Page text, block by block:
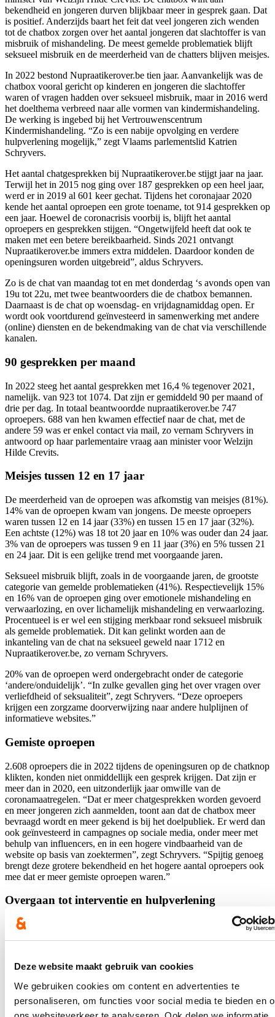
Deze website maakt gebruik van cookies
We gebruiken cookies om content en advertenties te
personaliseren, om functies voor social media te bieden en
bekendheid en jongeren durven blijkbaar meer in gesprek gaan. Dat
is positief. Anderzijds baart het feit dat veel jongeren zich wenden
tot de chatbox zorgen over het aantal jongeren dat slachtoffer is van
misbruik of mishandeling. De meest gemelde problematiek blijft
seksueel misbruik en de meerderheid van de chatters blijven meisjes.
In 2022 bestond Nupraatikerover.be tien jaar. Aanvankelijk was de
chatbox vooral gericht op kinderen en jongeren die slachtoffer
waren of vragen hadden over seksueel misbruik, maar in 2016 werd
het doelthema verbreed naar alle vormen van kindermishandeling.
De werking is ingebed bij het Vertrouwenscentrum
Kindermishandeling. “Zo is een nabije opvolging en verdere
hulpverlening mogelijk,” zegt Vlaams parlementslid Katrien
Schryvers.
Het aantal chatgesprekken bij Nupraatikerover.be stijgt jaar na jaar.
Terwijl het in 2015 nog ging over 187 gesprekken op een heel jaar,
werd er in 2019 al 601 keer gechat. Tijdens het coronajaar 2020
kende het aantal oproepen een grote toename, tot 914 gesprekken op
een jaar. Hoewel de coronacrisis voorbij is, blijft het aantal
oproepers en gesprekken stijgen. “Ongetwijfeld heeft dat ook te
maken met een betere bereikbaarheid. Sinds 2021 ontvangt
Nupraatikerover.be immers extra middelen. Daardoor konden de
openingsuren worden uitgebreid”, aldus Schryvers.
Zo is de chat van maandag tot en met donderdag ‘s avonds open van
19u tot 22u, met twee beantwoorders die de chatbox bemannen.
Daarnaast is de chat op woensdag- en vrijdagnamiddag open. Er
wordt ook voortdurend geïnvesteerd in samenwerking met andere
(online) diensten en de bekendmaking van de chat via verschillende
kanalen.
90 gesprekken per maand
In 2022 steeg het aantal gesprekken met 16,4 % tegenover 2021,
namelijk. van 923 tot 1074. Dat zijn er gemiddeld 90 per maand of
drie per dag. In totaal beantwoordde nupraatikerover.be 747
oproepers. 688 van hen kwamen effectief naar de chat, met de
andere 59 was er enkel contact via mail, zo vernam Schryvers in
antwoord op haar parlementaire vraag aan minister voor Welzijn
Hilde Crevits.
Meisjes tussen 12 en 17 jaar
De meerderheid van de oproepen was afkomstig van meisjes (81%).
14% van de oproepen kwam van jongens. De meeste oproepers
waren tussen 12 en 14 jaar (33%) en tussen 15 en 17 jaar (32%).
Een achtste (12%) was 18 tot 20 jaar en 10% was ouder dan 24 jaar.
3% van de oproepers was tussen 9 en 11 jaar (3%) en 5% tussen 21
en 24 jaar. Dit is een gelijke trend met voorgaande jaren.
Seksueel misbruik blijft, zoals in de voorgaande jaren, de grootste
categorie van gemelde problematieken (41%). Respectievelijk 15%
en 16% van de oproepen ging over emotionele mishandeling en
verwaarlozing, en over lichamelijk mishandeling en verwaarlozing.
Procentueel is er wel een stijging merkbaar rond seksueel misbruik
als gemelde problematiek. Dit kan gelinkt worden aan de
inkanteling van de chat na seksueel geweld naar 1712 en
Nupraatikerover.be, zo vernam Schryvers.
20% van de oproepen werd ondergebracht onder de categorie
‘andere/onduidelijk’. “In zulke gevallen ging het over vragen over
verliefdheid of seksualiteit”, zegt Schryvers. “Deze oproepers
krijgen een zorgzame doorverwijzing naar andere hulplijnen of
informatieve websites.”
Gemiste oproepen
2.608 oproepers die in 2022 tijdens de openingsuren op de chatknop
klikten, konden niet onmiddellijk een gesprek krijgen. Dat zijn er
meer dan in 2020, een uitzonderlijk jaar omwille van de
coronamaatregelen. “Dat er meer chatgesprekken worden gevoerd
en meer jongeren zich aanmelden, toont aan dat de chatbox meer
bevraagd wordt en meer gekend is bij het doelpubliek. Er werd dan
ook geïnvesteerd in campagnes op sociale media, onder meer met
behulp van influencers, en in een hogere vindbaarheid van de
website op basis van zoektermen”, zegt Schryvers. “Spijtig genoeg
brengt deze grotere bekendheid en het hogere aantal oproepers ook
mee dat er meer gemiste oproepen waren.”
Overgaan tot interventie en hulpverlening
“Het is hoe dan ook een goede zaak dat jongeren hulp zoeken naar
interventie en hulpverlening, zoals het contacteren van reeds
Vertrouwenscentrum Kindermishandeling uit hun regio, het
organiseren van crisishulp...”